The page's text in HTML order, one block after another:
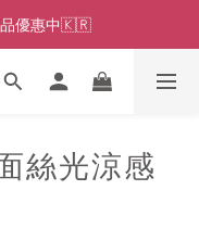
品優惠中🇰🇷
絲光涼感